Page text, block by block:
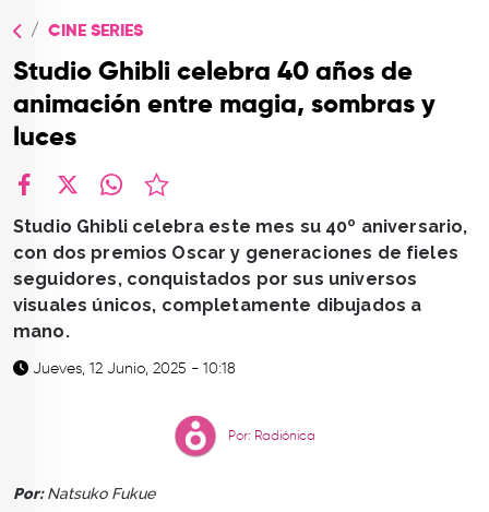
CONTACTO
CINE SERIES
Studio Ghibli celebra 40 años de
animación entre magia, sombras y
luces
Studio Ghibli celebra este mes su 40º aniversario,
con dos premios Oscar y generaciones de fieles
seguidores, conquistados por sus universos
visuales únicos, completamente dibujados a
mano.
Jueves, 12 Junio, 2025 - 10:18
Por: Radiónica
Por:Natsuko Fukue